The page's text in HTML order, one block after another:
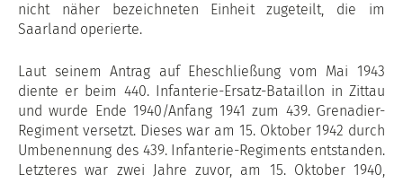
nicht näher bezeichneten Einheit zugeteilt, die im
Saarland operierte.
Laut seinem Antrag auf Eheschließung vom Mai 1943
diente er beim 440. Infanterie-Ersatz-Bataillon in Zittau
und wurde Ende 1940/Anfang 1941 zum 439. Grenadier-
Regiment versetzt. Dieses war am 15. Oktober 1942 durch
Umbenennung des 439. Infanterie-Regiments entstanden.
Letzteres war zwei Jahre zuvor, am 15. Oktober 1940,